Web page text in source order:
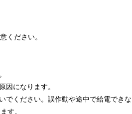
ください。
になります。
でください。誤作動や途中で給電できな
す。